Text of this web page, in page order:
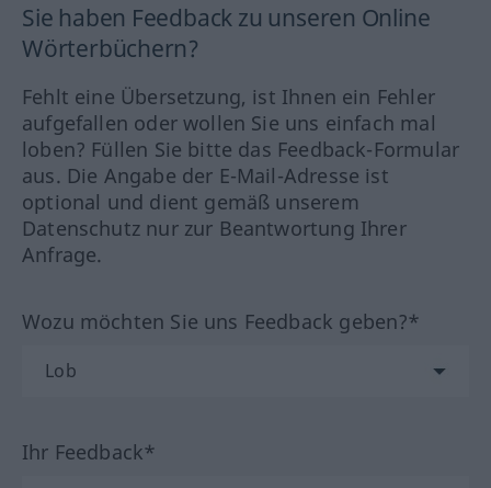
Sie haben Feedback zu unseren Online
Wörterbüchern?
Fehlt eine Übersetzung, ist Ihnen ein Fehler
aufgefallen oder wollen Sie uns einfach mal
loben? Füllen Sie bitte das Feedback-Formular
aus. Die Angabe der E-Mail-Adresse ist
optional und dient gemäß unserem
Datenschutz nur zur Beantwortung Ihrer
Anfrage.
Wozu möchten Sie uns Feedback geben?*
Ihr Feedback*